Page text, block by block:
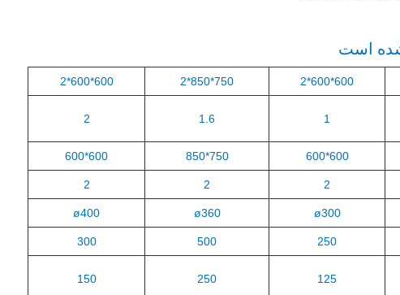
شده است
600*600*2
750*850*2
600*600*2
1
1.6
2
600*600
750*850
600*600
2
2
2
ø300
ø360
ø400
250
500
300
125
250
150